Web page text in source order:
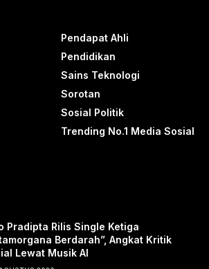
Pendapat Ahli
Pendidikan
Sains Teknologi
Sorotan
Sosial Politik
Trending No.1 Media Sosial
Pradipta Rilis Single Ketiga
Berdarah”, Angkat Kritik
Lewat Musik AI